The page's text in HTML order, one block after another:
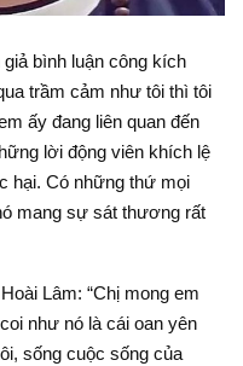
bình luận công kích
trầm cảm như tôi thì tôi
ấy đang liên quan đến
lời động viên khích lệ
hại. Có những thứ mọi
mang sự sát thương rất
Lâm: “Chị mong em
như nó là cái oan yên
sống cuộc sống của